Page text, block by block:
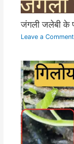
जंगली जलेबी के
Leave a Comment